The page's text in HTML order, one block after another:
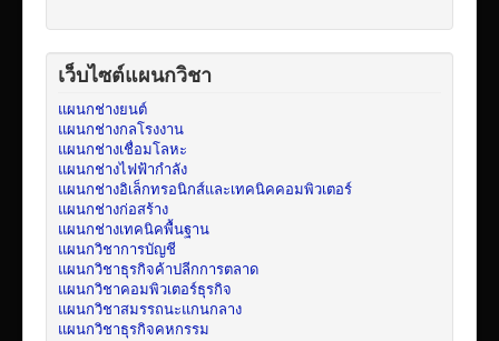
เว็บไซต์แผนกวิชา
แผนกช่างยนต์
แผนกช่างกลโรงงาน
แผนกช่างเชื่อมโลหะ
แผนกช่างไฟฟ้ากำลัง
แผนกช่างอิเล็กทรอนิกส์และเทคนิคคอมพิวเตอร์
แผนกช่างก่อสร้าง
แผนกช่างเทคนิคพื้นฐาน
แผนกวิชาการบัญชี
แผนกวิชาธุรกิจค้าปลีกการตลาด
แผนกวิชาคอมพิวเตอร์ธุรกิจ
แผนกวิชาสมรรถนะแกนกลาง
แผนกวิชาธุรกิจคหกรรม